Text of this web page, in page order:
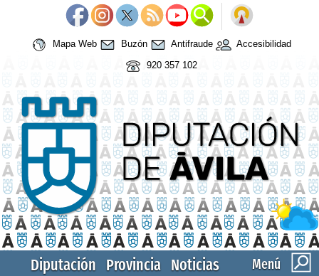
Mapa Web Buzón Antifraude
Accesibilidad
920 357 102
Menú
Diputación Provincia Noticias